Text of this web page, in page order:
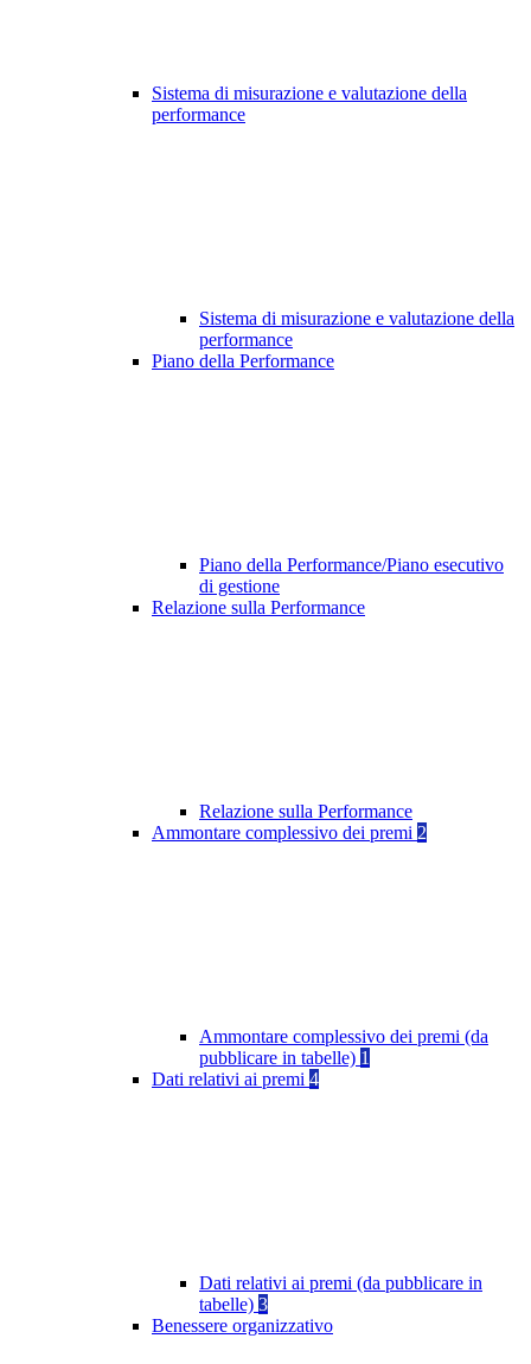
Sistema di misurazione e valutazione della
performance
Sistema di misurazione e valutazione della
performance
Piano della Performance
Piano della Performance/Piano esecutivo
di gestione
Relazione sulla Performance
Relazione sulla Performance
Ammontare complessivo dei premi 2
Ammontare complessivo dei premi (da
pubblicare in tabelle) 1
Dati relativi ai premi 4
Dati relativi ai premi (da pubblicare in
tabelle) 3
Benessere organizzativo